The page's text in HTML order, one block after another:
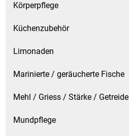
Körperpflege
Küchenzubehör
Limonaden
Marinierte / geräucherte Fische
Mehl / Griess / Stärke / Getreide
Mundpflege